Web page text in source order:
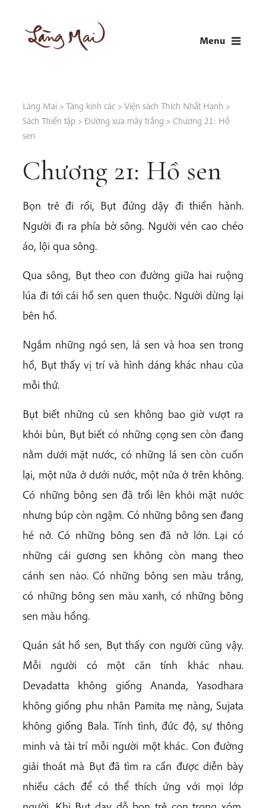
content
Menu
Làng Mai > Tàng kinh các > Viện sách Thích Nhất Hạnh >
Sách Thiền tập > Đường xưa mây trắng > Chương 21: Hồ
sen
Chương 21: Hồ sen
Bọn trẻ đi rồi, Bụt đứng dậy đi thiền hành.
Người đi ra phía bờ sông. Người vén cao chéo
áo, lội qua sông.
Qua sông, Bụt theo con đường giữa hai ruộng
lúa đi tới cái hồ sen quen thuộc. Người dừng lại
bên hồ.
Ngắm những ngó sen, lá sen và hoa sen trong
hồ, Bụt thấy vị trí và hình dáng khác nhau của
mỗi thứ.
Bụt biết những củ sen không bao giờ vượt ra
khỏi bùn, Bụt biết có những cọng sen còn đang
nằm dưới mặt nước, có những lá sen còn cuốn
lại, một nửa ở dưới nước, một nửa ở trên không.
Có những bông sen đã trồi lên khỏi mặt nước
nhưng búp còn ngậm. Có những bông sen đang
hé nở. Có những bông sen đã nở lớn. Lại có
những cái gương sen không còn mang theo
cánh sen nào. Có những bông sen màu trắng,
có những bông sen màu xanh, có những bông
sen màu hồng.
Quán sát hồ sen, Bụt thấy con người cũng vậy.
Mỗi người có một căn tính khác nhau.
Devadatta không giống Ananda, Yasodhara
không giống phu nhân Pamita mẹ nàng, Sujata
không giống Bala. Tính tình, đức độ, sự thông
minh và tài trí mỗi người một khác. Con đường
giải thoát mà Bụt đã tìm ra cần được diễn bày
nhiều cách để có thể thích ứng với mọi lớp